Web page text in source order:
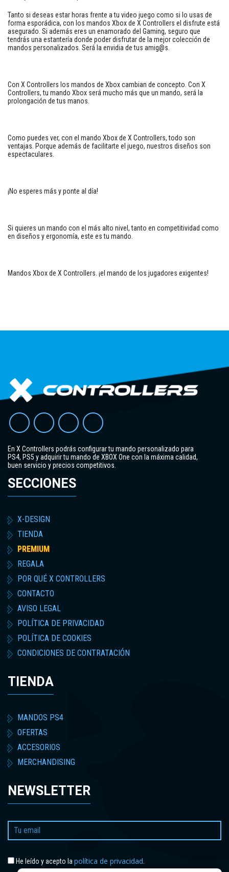
Tanto si deseas estar horas frente a tu video juego como si lo usas de
forma esporádica, con los mandos Xbox de X Controllers el disfrute está
asegurado. Si además eres un enamorado del Gaming, seguro que
tendrás una estantería donde poder disfrutar de la mejor colección de
mandos personalizados. Será la envidia de tus amig@s.
Con X Controllers los mandos de Xbox cambian de concepto. Con X
Controllers, tu mando Xbox será mucho más que un mando, será la
prolongación de tus manos.
Como puedes ver, con el mando Xbox de X Controllers, todo son
ventajas. Porque además de facilitarte el juego, nuestros diseños son
espectaculares.
¡No esperes más y ponte al día!
Si quieres un mando con el más alto nivel, tanto en competitividad como
en diseños y ergonomía, este es tu mando.
Mandos Xbox de X Controllers. ¡el mando de los jugadores exigentes!
En X Controllers podrás configurar tu mando personalizado para
PS4, PS5 y adquirir tu mando de XBOX One con la máxima calidad,
buen servicio y precios competitivos.
SECCIONES
X-DESIGN
TIENDA
PREMIUM
REGALA
POR QUÉ X CONTROLLERS
CONTACTO
AVISO LEGAL
POLÍTICA DE PRIVACIDAD
POLÍTICA DE COOKIES
CONDICIONES DE CONTRATACIÓN
TIENDA
MANDOS PS4
OFERTAS
ACCESORIOS
MERCHANDISING
NEWSLETTER
He leído y acepto lapolítica de privacidad.